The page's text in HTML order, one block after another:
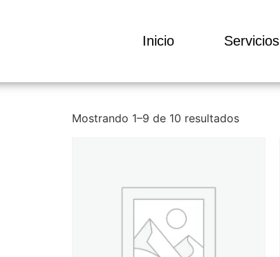
Inicio Servicios
Mostrando 1–9 de 10 resultados